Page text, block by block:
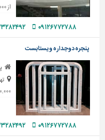
ابزار،یراق
و
ماشین
آلات
برقی،روشنایی،ایمنی
محوطه
سازی
و
نما
ساخت
و
از ۲۰۰,۰۰۰ تا ۵۰۰,۰۰۰ تومان
۰۹۱۲۶۷۷۲۷۸۸ ۳۳۲۸۲۴۹۲
پنجره دوجداره ویستابست
۱۶۰,۰۰۰
۰۹۱۲۶۷۷۲۷۸۸ ۳۳۲۸۲۴۹۲